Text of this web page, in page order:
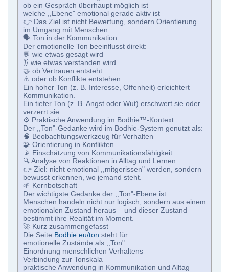
ob ein Gespräch überhaupt möglich ist
welche ,,Ebene" emotional gerade aktiv ist
👉 Das Ziel ist nicht Bewertung, sondern Orientierung
im Umgang mit Menschen.
🗣 Ton in der Kommunikation
Der emotionelle Ton beeinflusst direkt:
💬 wie etwas gesagt wird
👂 wie etwas verstanden wird
🤝 ob Vertrauen entsteht
⚠️ oder ob Konflikte entstehen
Ein hoher Ton (z. B. Interesse, Offenheit) erleichtert
Kommunikation.
Ein tiefer Ton (z. B. Angst oder Wut) erschwert sie oder
verzerrt sie.
⚙️ Praktische Anwendung im Bodhie™-Kontext
Der ,,Ton"-Gedanke wird im Bodhie-System genutzt als:
🧠 Beobachtungswerkzeug für Verhalten
🧩 Orientierung in Konflikten
📡 Einschätzung von Kommunikationsfähigkeit
🔍 Analyse von Reaktionen in Alltag und Lernen
👉 Ziel: nicht emotional ,,mitgerissen" werden, sondern
bewusst erkennen, wo jemand steht.
🌱 Kernbotschaft
Der wichtigste Gedanke der ,,Ton"-Ebene ist:
Menschen handeln nicht nur logisch, sondern aus einem
emotionalen Zustand heraus – und dieser Zustand
bestimmt ihre Realität im Moment.
🚀 Kurz zusammengefasst
Die Seite Bodhie.eu/ton steht für:
emotionelle Zustände als ,,Ton"
Einordnung menschlichen Verhaltens
Verbindung zur Tonskala
praktische Anwendung in Kommunikation und Alltag